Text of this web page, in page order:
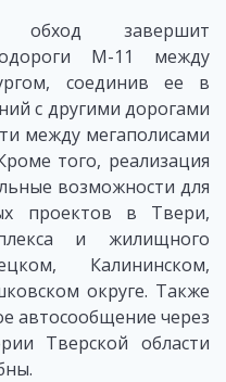
обход завершит
М-11 между
соединив ее в
с другими дорогами
между мегаполисами
того, реализация
возможности для
проектов в Твери,
и жилищного
Калининском,
округе. Также
автосообщение через
Тверской области